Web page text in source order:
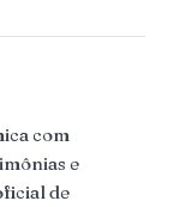
com
e
de